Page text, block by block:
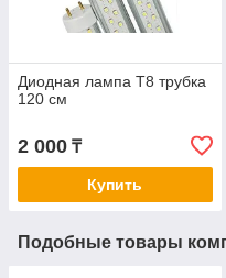
Диодная лампа Т8 трубка
120 см
2 000 ₸
Купить
Подобные товары